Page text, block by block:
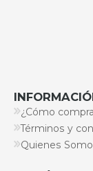
¿Cómo
Términos y
Quienes